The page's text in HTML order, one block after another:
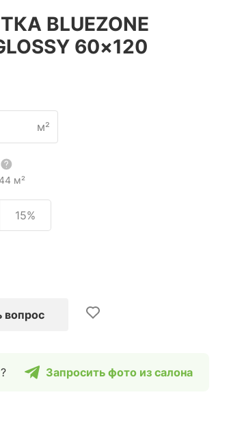
BLUEZONE
60×120
м²
м²
15%
вопрос
Запросить фото из салона